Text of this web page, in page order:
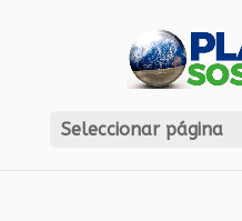
Seleccionar página